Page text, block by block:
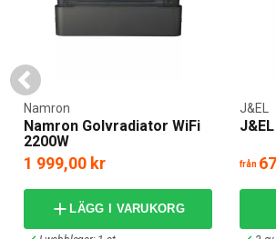
moderna, slanka modeller finns det
programmerbara termostater och WiFi-
Installation och användning av
Installation av elelement är vanligtvis enkel
termostaten för att nå önskad temperatur.
Namron Golvradiator WiFi
2200W
Namron
1 999,00 kr
LÄGG I VARUKORG
J&EL
från